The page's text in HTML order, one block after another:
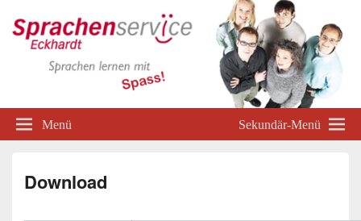
Menü Sekundär-Menü
Download